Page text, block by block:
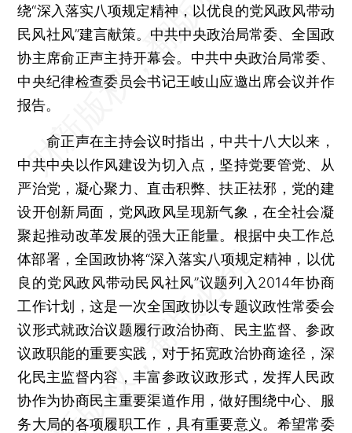
绕“深入落实八项规定精神，以优良的党风政风带动
民风社风”建言献策。中共中央政治局常委、全国政
协主席俞正声主持开幕会。中共中央政治局常委、
中央纪律检查委员会书记王岐山应邀出席会议并作
报告。
俞正声在主持会议时指出，中共十八大以来，
中共中央以作风建设为切入点，坚持党要管党、从
严治党，凝心聚力、直击积弊、扶正祛邪，党的建
设开创新局面，党风政风呈现新气象，在全社会凝
聚起推动改革发展的强大正能量。根据中央工作总
体部署，全国政协将“深入落实八项规定精神，以优
良的党风政风带动民风社风”议题列入2014年协商
工作计划，这是一次全国政协以专题议政性常委会
议形式就政治议题履行政治协商、民主监督、参政
议政职能的重要实践，对于拓宽政治协商途径，深
化民主监督内容，丰富参政议政形式，发挥人民政
协作为协商民主重要渠道作用，做好围绕中心、服
务大局的各项履职工作，具有重要意义。希望常委